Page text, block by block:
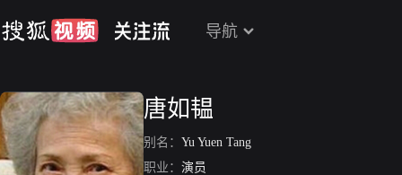
导航
唐如韫
别名： Yu Yuen Tang
职业： 演员